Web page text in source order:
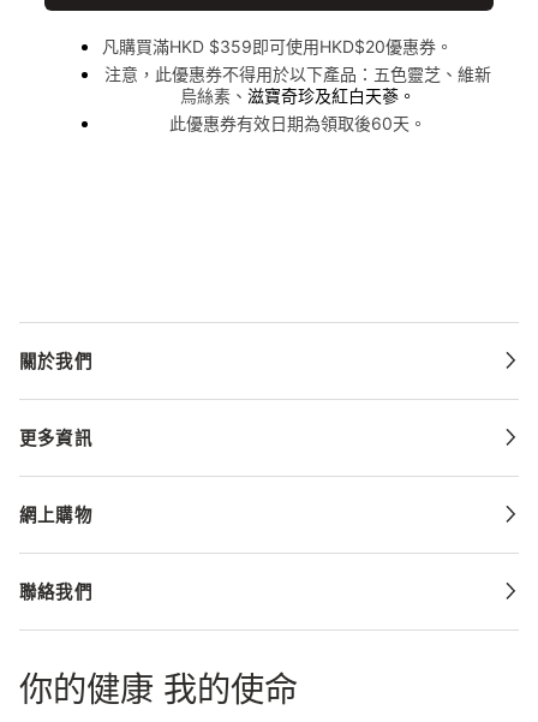
凡購買滿HKD $359即可使用HKD$20優惠券。
注意，此優惠券不得用於以下產品：五色靈芝、維新
烏絲素、 滋寶奇珍及紅白天蔘。
此優惠券有效日期為領取後60天。
關於我們
更多資訊
網上購物
聯絡我們
你的健康 我的使命